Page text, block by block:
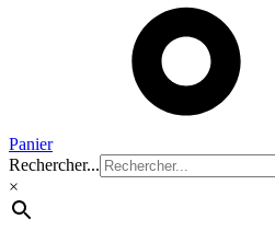
Panier
Rechercher...
×